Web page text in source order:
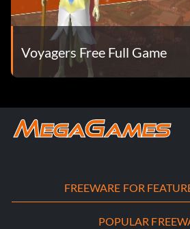
Voyagers Free Full Game
FREEWARE FOR
POPULAR